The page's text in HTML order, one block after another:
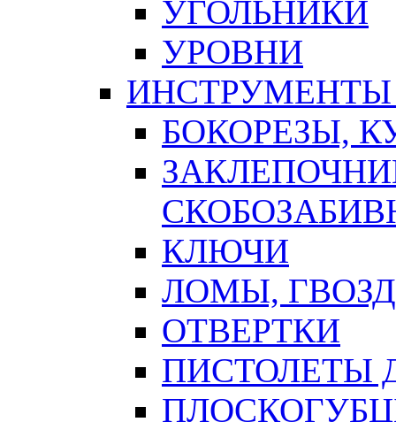
УГОЛЬНИКИ
УРОВНИ
БОКОРЕЗЫ,
КЛЮЧИ
ЛОМЫ,
ОТВЕРТКИ
ПИСТОЛЕТЫ